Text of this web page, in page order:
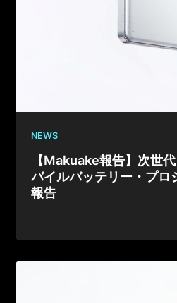
NEWS
【Makuake報告】次世
バイルバッテリー・プロ
報告